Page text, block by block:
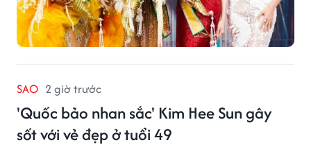
SAO 2 giờ trước
'Quốc bảo nhan sắc' Kim Hee Sun gây
sốt với vẻ đẹp ở tuổi 49